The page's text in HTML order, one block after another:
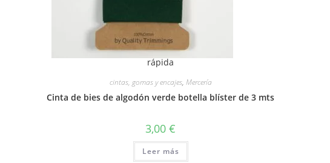
rápida
cintas, gomas y encajes, Mercería
Cinta de bies de algodón verde botella blíster de 3 mts
3,00€
Leer más